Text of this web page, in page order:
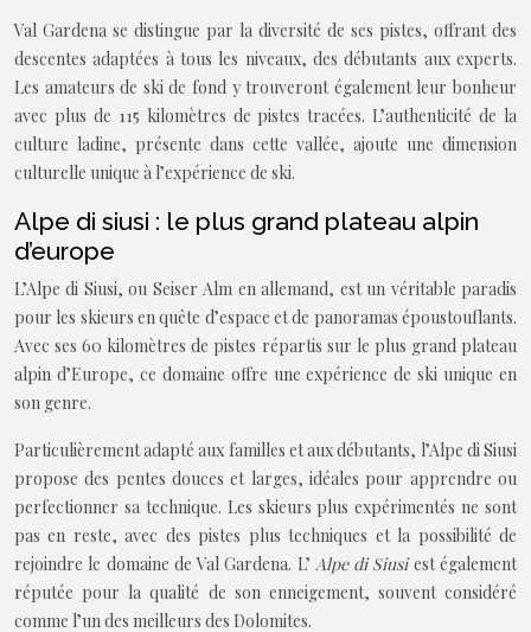
Val Gardena se distingue par la diversité de ses pistes, offrant des
descentes adaptées à tous les niveaux, des débutants aux experts.
Les amateurs de ski de fond y trouveront également leur bonheur
avec plus de 115 kilomètres de pistes tracées. L’authenticité de la
culture ladine, présente dans cette vallée, ajoute une dimension
culturelle unique à l’expérience de ski.
Alpe di siusi : le plus grand plateau alpin
d’europe
L’Alpe di Siusi, ou Seiser Alm en allemand, est un véritable paradis
pour les skieurs en quête d’espace et de panoramas époustouflants.
Avec ses 60 kilomètres de pistes répartis sur le plus grand plateau
alpin d’Europe, ce domaine offre une expérience de ski unique en
son genre.
Particulièrement adapté aux familles et aux débutants, l’Alpe di Siusi
propose des pentes douces et larges, idéales pour apprendre ou
perfectionner sa technique. Les skieurs plus expérimentés ne sont
pas en reste, avec des pistes plus techniques et la possibilité de
rejoindre le domaine de Val Gardena. L’ Alpe di Siusiest également
réputée pour la qualité de son enneigement, souvent considéré
comme l’un des meilleurs des Dolomites.